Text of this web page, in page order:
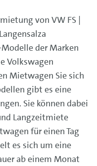
von VW FS |
der Marken
Volkswagen
Mietwagen Sie sich
gibt es eine
Sie können dabei
Langzeitmiete
für einen Tag
es sich um eine
ab einem Monat